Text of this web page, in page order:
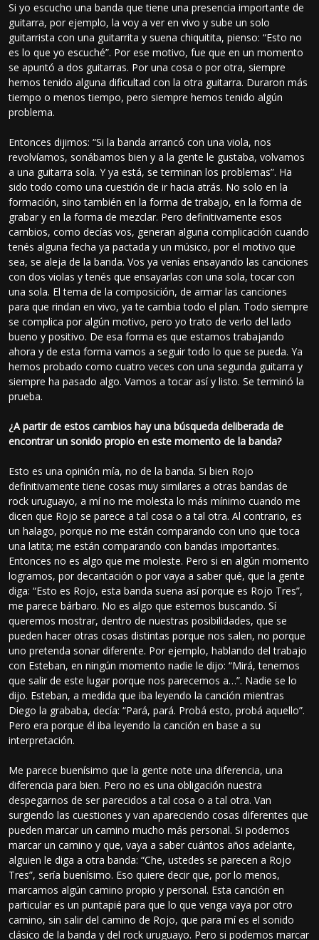
Si yo escucho una banda que tiene una presencia importante de
guitarra, por ejemplo, la voy a ver en vivo y sube un solo
guitarrista con una guitarrita y suena chiquitita, pienso: “Esto no
es lo que yo escuché”. Por ese motivo, fue que en un momento
se apuntó a dos guitarras. Por una cosa o por otra, siempre
hemos tenido alguna dificultad con la otra guitarra. Duraron más
tiempo o menos tiempo, pero siempre hemos tenido algún
problema.
Entonces dijimos: “Si la banda arrancó con una viola, nos
revolvíamos, sonábamos bien y a la gente le gustaba, volvamos
a una guitarra sola. Y ya está, se terminan los problemas”. Ha
sido todo como una cuestión de ir hacia atrás. No solo en la
formación, sino también en la forma de trabajo, en la forma de
grabar y en la forma de mezclar. Pero definitivamente esos
cambios, como decías vos, generan alguna complicación cuando
tenés alguna fecha ya pactada y un músico, por el motivo que
sea, se aleja de la banda. Vos ya venías ensayando las canciones
con dos violas y tenés que ensayarlas con una sola, tocar con
una sola. El tema de la composición, de armar las canciones
para que rindan en vivo, ya te cambia todo el plan. Todo siempre
se complica por algún motivo, pero yo trato de verlo del lado
bueno y positivo. De esa forma es que estamos trabajando
ahora y de esta forma vamos a seguir todo lo que se pueda. Ya
hemos probado como cuatro veces con una segunda guitarra y
siempre ha pasado algo. Vamos a tocar así y listo. Se terminó la
prueba.
¿A partir de estos cambios hay una búsqueda deliberada de
encontrar un sonido propio en este momento de la banda?
Esto es una opinión mía, no de la banda. Si bien Rojo
definitivamente tiene cosas muy similares a otras bandas de
rock uruguayo, a mí no me molesta lo más mínimo cuando me
dicen que Rojo se parece a tal cosa o a tal otra. Al contrario, es
un halago, porque no me están comparando con uno que toca
una latita; me están comparando con bandas importantes.
Entonces no es algo que me moleste. Pero si en algún momento
logramos, por decantación o por vaya a saber qué, que la gente
diga: “Esto es Rojo, esta banda suena así porque es Rojo Tres”,
me parece bárbaro. No es algo que estemos buscando. Sí
queremos mostrar, dentro de nuestras posibilidades, que se
pueden hacer otras cosas distintas porque nos salen, no porque
uno pretenda sonar diferente. Por ejemplo, hablando del trabajo
con Esteban, en ningún momento nadie le dijo: “Mirá, tenemos
que salir de este lugar porque nos parecemos a…”. Nadie se lo
dijo. Esteban, a medida que iba leyendo la canción mientras
Diego la grababa, decía: “Pará, pará. Probá esto, probá aquello”.
Pero era porque él iba leyendo la canción en base a su
interpretación.
Me parece buenísimo que la gente note una diferencia, una
diferencia para bien. Pero no es una obligación nuestra
despegarnos de ser parecidos a tal cosa o a tal otra. Van
surgiendo las cuestiones y van apareciendo cosas diferentes que
pueden marcar un camino mucho más personal. Si podemos
marcar un camino y que, vaya a saber cuántos años adelante,
alguien le diga a otra banda: “Che, ustedes se parecen a Rojo
Tres”, sería buenísimo. Eso quiere decir que, por lo menos,
marcamos algún camino propio y personal. Esta canción en
particular es un puntapié para que lo que venga vaya por otro
camino, sin salir del camino de Rojo, que para mí es el sonido
clásico de la banda y del rock uruguayo. Pero si podemos marcar